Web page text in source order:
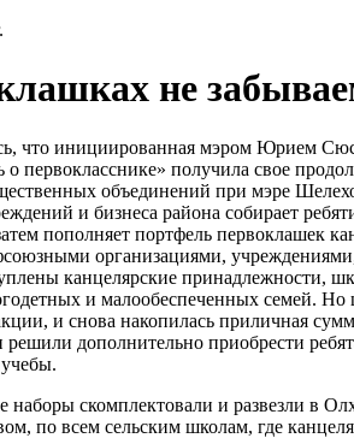
не
что инициированная мэром Юрием
о первокласснике» получила свое
объединений при мэре
и бизнеса района собирает
пополняет портфель первоклашек
организациями,
канцелярские принадлежности,
и малообеспеченных семей.
и снова накопилась приличная
дополнительно приобрести
наборы скомплектовали и развезли в
по всем сельским школам, где